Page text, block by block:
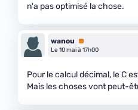
n'a pas optimisé la chose.
wanou
Premium
Le 10 mai à 17h00
Pour le calcul décimal, le C
Mais les choses vont peut-